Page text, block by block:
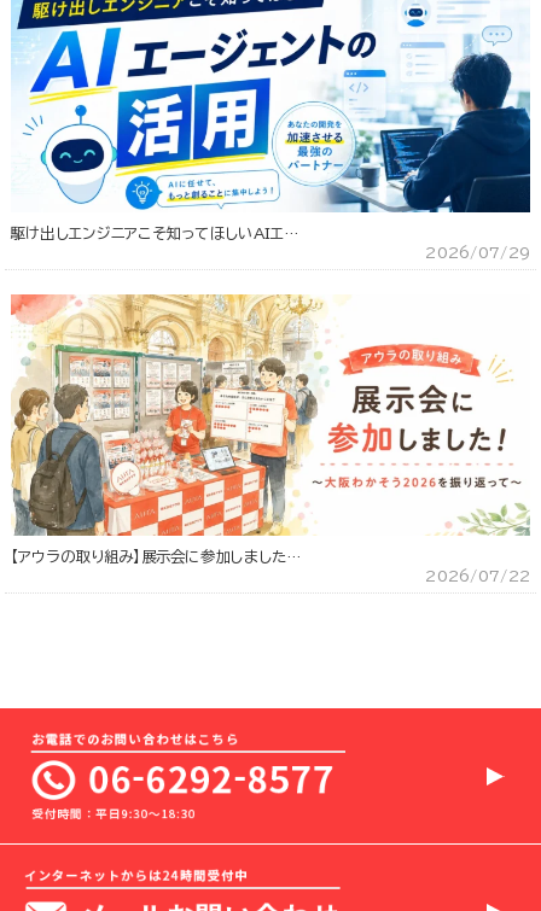
駆け出しエンジニアこそ知ってほしいAIエ…
2026/07/29
【アウラの取り組み】展示会に参加しました…
2026/07/22